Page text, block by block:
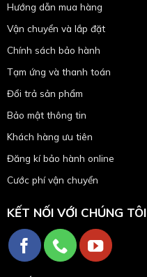
Hướng dẫn mua hàng
Vận chuyển và lắp đặt
Chính sách bảo hành
Tạm ứng và thanh toán
Đổi trả sản phẩm
Bảo mật thông tin
Khách hàng ưu tiên
Đăng kí bảo hành online
Cước phí vận chuyển
KẾT NỐI VỚI CHÚNG TÔI